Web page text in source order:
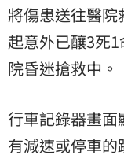
將傷患送往醫院
起意外已釀3死
院昏迷搶救中。
行車記錄器畫面
有減速或停車